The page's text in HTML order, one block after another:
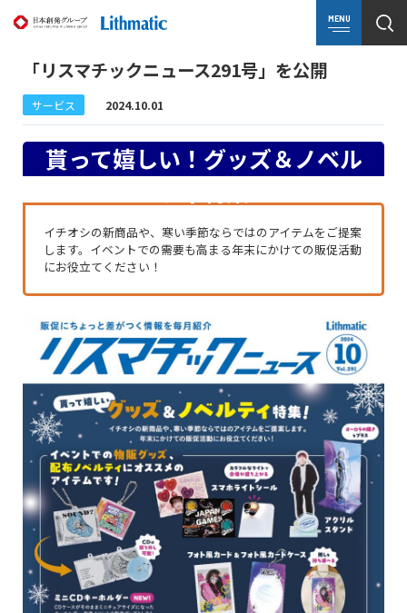
MENU
「リスマチックニュース291号」を公開
サービス 2024.10.01
貰って嬉しい！グッズ＆ノベル
イチオシの新商品や、寒い季節ならではのアイテムをご提案
します。イベントでの需要も高まる年末にかけての販促活動
にお役立てください！